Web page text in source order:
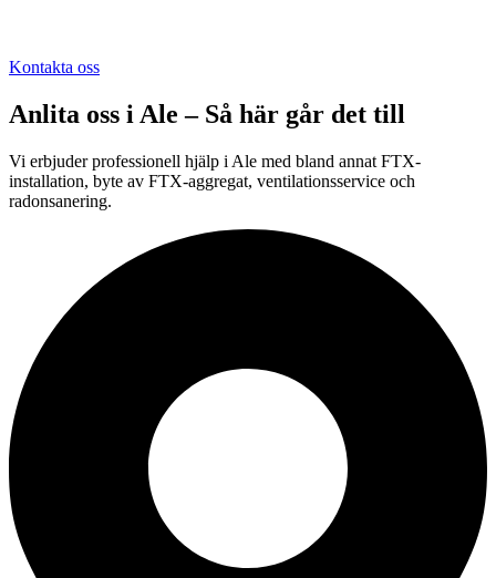
Kontakta oss
Anlita oss i Ale – Så här går det till
Vi erbjuder professionell hjälp i Ale med bland annat FTX-
installation, byte av FTX-aggregat, ventilationsservice och
radonsanering.